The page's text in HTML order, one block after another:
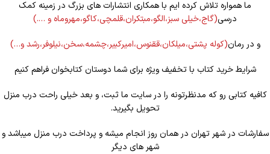
ما همواره تلاش کرده ایم با همکاری انتشارات های بزرگ در زمینه کمک
درسی(گاج،خیلی سبز،الگو،مبتکران،قلمچی،کاگو،مهروماه و ….)
و در رمان(کوله پشتی،میلکان،ققنوس،امیرکبیر،چشمه،سخن،نیلوفر،رشد و…)
شرایط خرید کتاب با تخفیف ویژه برای شما دوستان کتابخوان فراهم کنیم
کافیه کتابی رو که مدنظرتونه را در سایت ما ثبت، و بعد خیلی راحت درب منزل
تحویل بگیرید.
سفارشات در شهر تهران در همان روز انجام میشه و پرداخت درب منزل میباشد و
شهر های دیگر